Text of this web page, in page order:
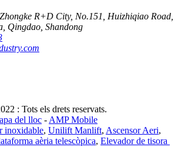
R+D City, No.151, Huizhiqiao Road,
Qingdao, Shandong
: Tots els drets reservats.
del lloc - AMP Mobile
inoxidable, Unilift Manlift, Ascensor Aeri,
aèria telescòpica, Elevador de tisora ​​